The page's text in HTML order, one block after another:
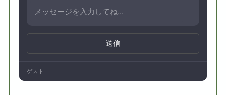
送信
ゲスト